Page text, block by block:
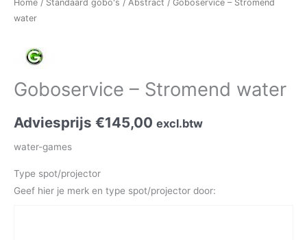
Home / Standaard gobo's / Abstract / Goboservice – Stromend
water
Goboservice – Stromend water
Adviesprijs €145,00 excl.btw
water-games
Type spot/projector
Geef hier je merk en type spot/projector door: